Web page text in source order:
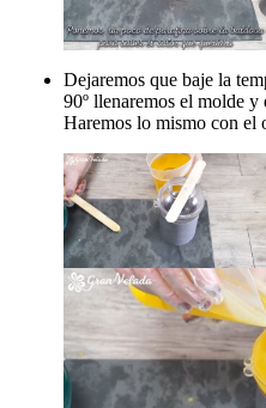
Dejaremos que baje la
90º llenaremos el molde
Haremos lo mismo con el